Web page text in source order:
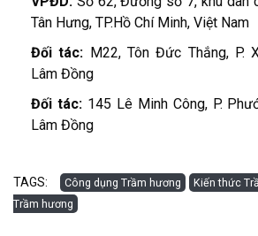
Tân Hưng, TP.Hồ Chí Minh, Việt Nam
Đối tác: M22, Tôn Đức Thắng, P.
Lâm Đồng
Đối tác: 145 Lê Minh Công, P.
Lâm Đồng
TAGS: Công dụng Trầm hương Kiến thức
Trầm hương